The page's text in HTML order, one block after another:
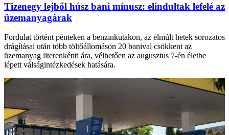
Tizenegy lejből húsz bani mínusz: elindultak lefelé az
üzemanyagárak
Fordulat történt pénteken a benzinkutakon, az elmúlt hetek sorozatos
drágításai után több töltőállomáson 20 banival csökkent az
üzemanyag literenkénti ára, vélhetően az augusztus 7-én életbe
lépett válságintézkedések hatására.